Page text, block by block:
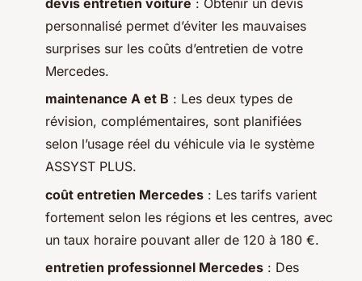
personnalisé permet d’éviter les mauvaises
surprises sur les coûts d’entretien de votre
Mercedes.
maintenance A et B : Les deux types de
révision, complémentaires, sont planifiées
selon l’usage réel du véhicule via le système
ASSYST PLUS.
coût entretien Mercedes : Les tarifs varient
fortement selon les régions et les centres, avec
un taux horaire pouvant aller de 120 à 180 €.
entretien professionnel Mercedes : Des